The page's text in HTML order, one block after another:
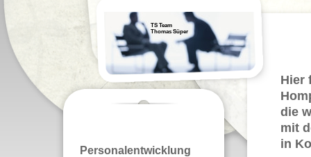
TS Team
Thomas Süper
Personalentwicklung
Hier
die
mit
in